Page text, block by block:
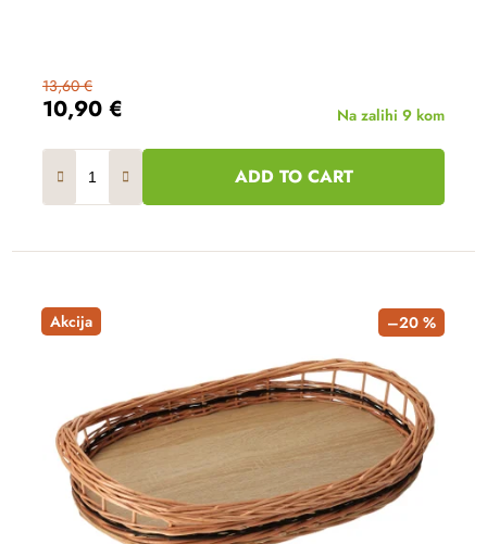
10,90 €
13,60 €
Na zalihi 9 kom
ADD TO CART
Akcija –20 %